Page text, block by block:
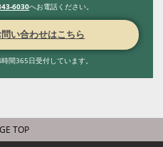
6030へお電話ください。
い合わせはこちら
間365日受付しています。
TOP